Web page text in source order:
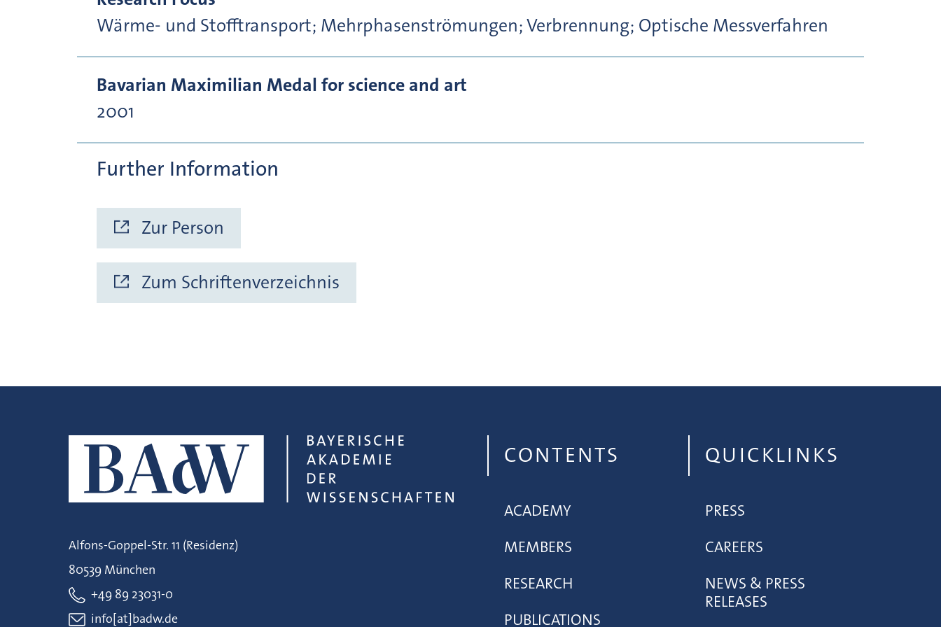
Wärme- und Stofftransport; Mehrphasenströmungen; Verbrennung; Optische Messverfahren
Bavarian Maximilian Medal for science and art
2001
Further Information
Zur Person
Zum Schriftenverzeichnis
Alfons-Goppel-Str. 11 (Residenz)
80539 München
+49 89 23031-0
info[at]badw.de
CONTENTS
ACADEMY
MEMBERS
RESEARCH
PUBLICATIONS
QUICKLINKS
PRESS
CAREERS
NEWS & PRESS
RELEASES